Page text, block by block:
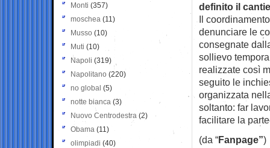
definito il
Il
denunciare le
consegnate
sollievo
realizzate così
seguito le
organizzata
soltanto: far
facilitare la
(da “Fanpage”)
Monti (357)
moschea (11)
Musso (10)
Muti (10)
Napoli (319)
Napolitano (220)
no global (5)
notte bianca (3)
Nuovo Centrodestra (2)
Obama (11)
olimpiadi (40)